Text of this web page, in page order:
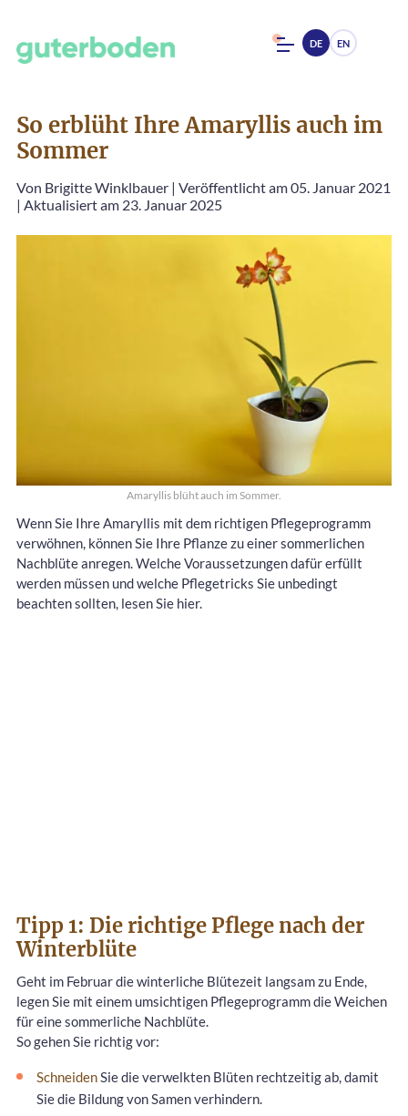
DE EN
So erblüht Ihre Amaryllis auch im
Sommer
Von Brigitte Winklbauer | Veröffentlicht am 05. Januar 2021
| Aktualisiert am 23. Januar 2025
Amaryllis blüht auch im Sommer.
Wenn Sie Ihre Amaryllis mit dem richtigen Pflegeprogramm
verwöhnen, können Sie Ihre Pflanze zu einer sommerlichen
Nachblüte anregen. Welche Voraussetzungen dafür erfüllt
werden müssen und welche Pflegetricks Sie unbedingt
beachten sollten, lesen Sie hier.
Tipp 1: Die richtige Pflege nach der
Winterblüte
Geht im Februar die winterliche Blütezeit langsam zu Ende,
legen Sie mit einem umsichtigen Pflegeprogramm die Weichen
für eine sommerliche Nachblüte.
So gehen Sie richtig vor:
SchneidenSie die verwelkten Blüten rechtzeitig ab, damit
Sie die Bildung von Samen verhindern.